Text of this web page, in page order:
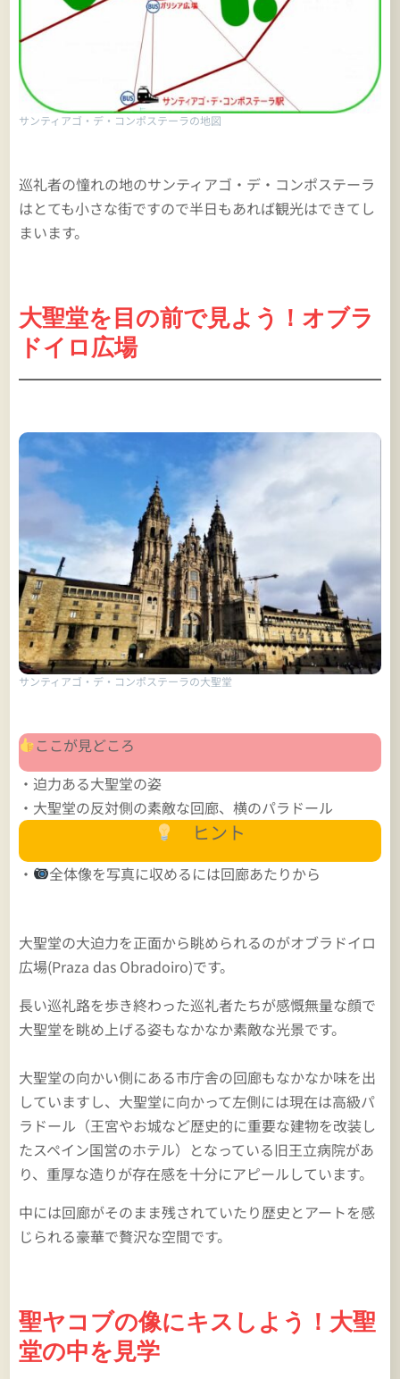
サンティアゴ・デ・コンポステーラの地図
巡礼者の憧れの地のサンティアゴ・デ・コンポステーラ
はとても小さな街ですので半日もあれば観光はできてし
まいます。
大聖堂を目の前で見よう！オブラ
ドイロ広場
サンティアゴ・デ・コンポステーラの大聖堂
ここが見どころ
・迫力ある大聖堂の姿
・大聖堂の反対側の素敵な回廊、横のパラドール
ヒント
・ 全体像を写真に収めるには回廊あたりから
大聖堂の大迫力を正面から眺められるのがオブラドイロ
広場(Praza das Obradoiro)です。
長い巡礼路を歩き終わった巡礼者たちが感慨無量な顔で
大聖堂を眺め上げる姿もなかなか素敵な光景です。
大聖堂の向かい側にある市庁舎の回廊もなかなか味を出
していますし、大聖堂に向かって左側には現在は高級パ
ラドール（王宮やお城など歴史的に重要な建物を改装し
たスペイン国営のホテル）となっている旧王立病院があ
り、重厚な造りが存在感を十分にアピールしています。
中には回廊がそのまま残されていたり歴史とアートを感
じられる豪華で贅沢な空間です。
聖ヤコブの像にキスしよう！大聖
堂の中を見学